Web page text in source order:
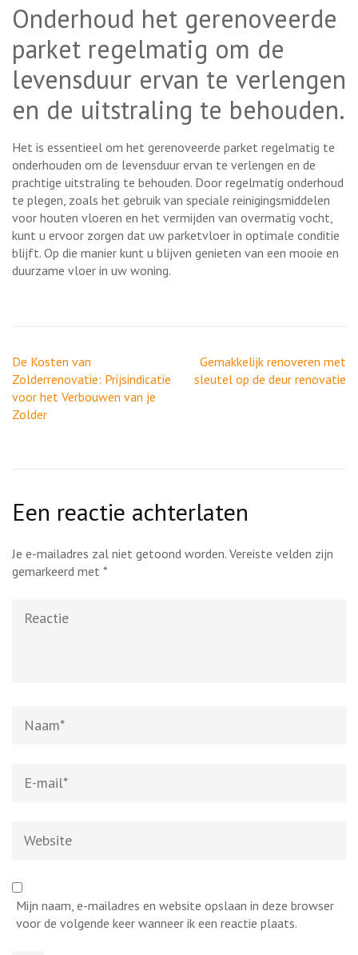
Onderhoud het gerenoveerde
parket regelmatig om de
levensduur ervan te verlengen
en de uitstraling te behouden.
Het is essentieel om het gerenoveerde parket regelmatig te
onderhouden om de levensduur ervan te verlengen en de
prachtige uitstraling te behouden. Door regelmatig onderhoud
te plegen, zoals het gebruik van speciale reinigingsmiddelen
voor houten vloeren en het vermijden van overmatig vocht,
kunt u ervoor zorgen dat uw parketvloer in optimale conditie
blijft. Op die manier kunt u blijven genieten van een mooie en
duurzame vloer in uw woning.
Berichtnavigatie
De Kosten van
Zolderrenovatie: Prijsindicatie
voor het Verbouwen van je
Zolder
Gemakkelijk renoveren met
sleutel op de deur renovatie
Een reactie achterlaten
Je e-mailadres zal niet getoond worden. Vereiste velden zijn
gemarkeerd met *
mail*
Mijn naam, e-mailadres en website opslaan in deze browser
voor de volgende keer wanneer ik een reactie plaats.